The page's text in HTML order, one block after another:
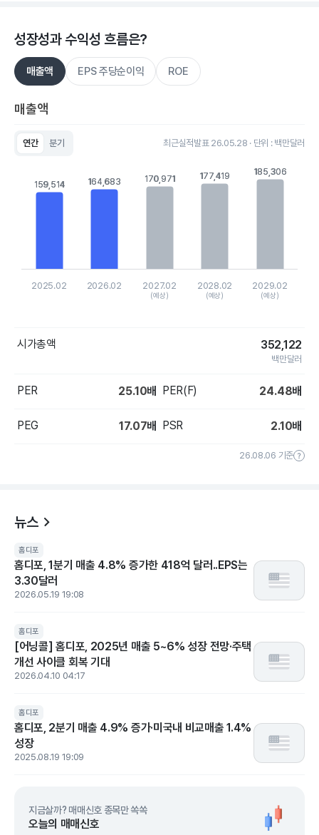
성장성과 수익성 흐름은?
매출액 EPS 주당순이익 ROE
매출액
연간 분기 최근실적발표 26.05.28 · 단위 : 백만달러
View as data table, Chart
The chart has 1 X axis displaying categories.
159,514
159,514 164,683
164,683 170,971
170,971 177,419
177,419 185,306
185,306
2025.02 2026.02 2027.02
(예상)
2028.02
(예상)
2029.02
(예상)
시가총액 352,122
백만달러
PER 25.10배 PER(F) 24.48배
PEG 17.07배 PSR 2.10배
26.08.06 기준
뉴스
홈디포
홈디포, 1분기 매출 4.8% 증가한 418억 달러..EPS는
3.30달러
2026.05.19 19:08
홈디포
[어닝콜] 홈디포, 2025년 매출 5~6% 성장 전망·주택
개선 사이클 회복 기대
2026.04.10 04:17
홈디포
홈디포, 2분기 매출 4.9% 증가·미국내 비교매출 1.4%
성장
2025.08.19 19:09
지금살까? 매매신호 종목만 쏙쏙
오늘의 매매신호